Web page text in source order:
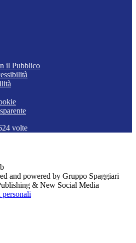
il Pubblico
volte
and powered by Gruppo Spaggiari
& New Social Media